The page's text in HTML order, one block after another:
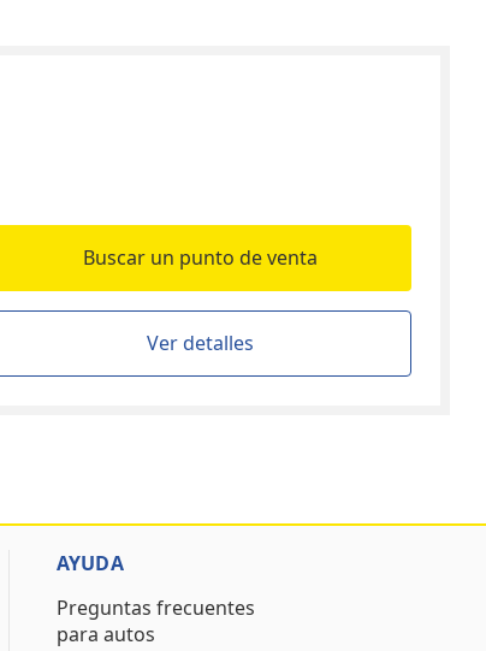
Buscar un punto de venta
Ver detalles
AYUDA
Preguntas frecuentes
para autos